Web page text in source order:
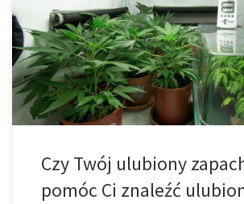
cud, jakim jest CBD, znajdują się terpeny, które
ogromnym zainteresowaniem. Terpeny, dla
to te cudowne małe związki cannabis, które
odmianie wyraźny smak i aromat (przyjemny
[…]
Czy Twój ulubiony
pomóc Ci znaleźć